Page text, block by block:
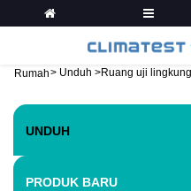
Rumah> Unduh >Ruang uji
UNDUH
PRODUK BARU